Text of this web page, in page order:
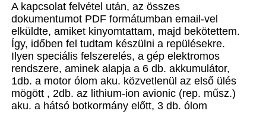
A kapcsolat felvétel után, az összes
dokumentumot PDF formátumban email-vel
elküldte, amiket kinyomtattam, majd bekötettem.
Így, időben fel tudtam készülni a repülésekre.
Ilyen speciális felszerelés, a gép elektromos
rendszere, aminek alapja a 6 db. akkumulátor,
1db. a motor ólom aku. közvetlenül az első ülés
mögött , 2db. az lithium-ion avionic (rep. műsz.)
aku. a hátsó botkormány előtt, 3 db. ólom